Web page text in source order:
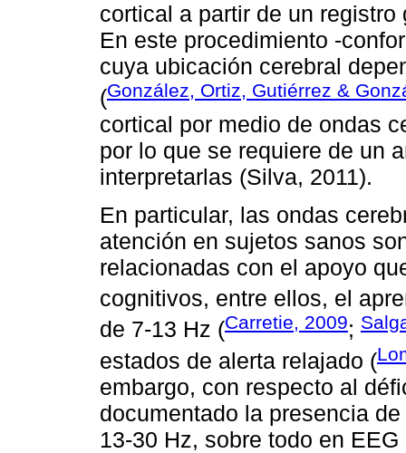
cortical a partir de un
En este procedimiento -
cuya ubicación cerebral
(González, Ortiz, Gutiérrez &
cortical por medio de ondas
por lo que se requiere de un
interpretarlas (Silva, 2011).
En particular, las ondas
atención en sujetos sanos
relacionadas con el apoyo
cognitivos, entre ellos, el
de 7-13 Hz (Carretie, 2009;
estados de alerta relajado (
embargo, con respecto al
documentado la presencia
13-30 Hz, sobre todo en